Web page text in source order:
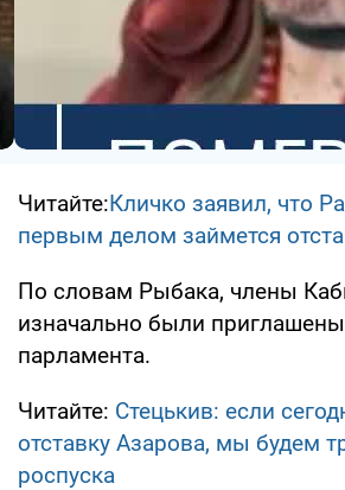
Читайте:Кличко заявил, что
первым делом займется
По словам Рыбака, члены
изначально были
парламента.
Читайте: Стецькив: если
отставку Азарова, мы будем
роспуска